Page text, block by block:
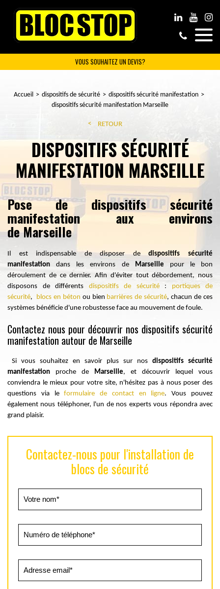
VOUS SOUHAITEZ UN DEVIS?
Accueil dispositifs de sécurité
dispositifs sécurité manifestation
dispositifs sécurité manifestation Marseille
RETOUR
DISPOSITIFS SÉCURITÉ
MANIFESTATION MARSEILLE
Pose de dispositifs sécurité
manifestation aux environs
de Marseille
Il est indispensable de disposer dedispositifs sécurité
manifestation dans les environs de Marseille pour le bon
déroulement de ce dernier. Afin d'éviter tout débordement, nous
disposons de différents dispositifs de sécurité: portiques de
sécurité, blocs en béton ou bien barrières de sécurité, chacun de ces
systèmes bénéficie d'une robustesse face au mouvement de foule.
Contactez nous pour découvrir nos dispositifs sécurité
manifestation autour de Marseille
Si vous souhaitez en savoir plus sur nos dispositifs sécurité
manifestation proche de Marseille, et découvrir lequel vous
conviendra le mieux pour votre site, n'hésitez pas à nous poser des
questions via leformulaire de contact en ligne. Vous pouvez
également nous téléphoner, l'un de nos experts vous répondra avec
grand plaisir.
Contactez-nous pour l'installation de
blocs de sécurité